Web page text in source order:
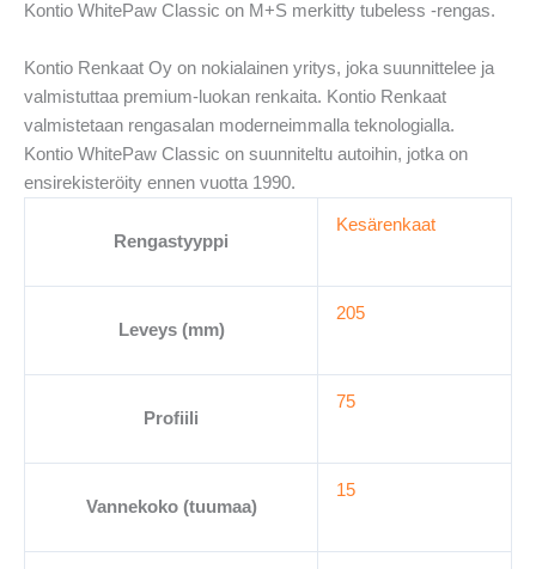
Kontio WhitePaw Classic on M+S merkitty tubeless -rengas.
Kontio Renkaat Oy on nokialainen yritys, joka suunnittelee ja
valmistuttaa premium-luokan renkaita. Kontio Renkaat
valmistetaan rengasalan moderneimmalla teknologialla.
Kontio WhitePaw Classic on suunniteltu autoihin, jotka on
ensirekisteröity ennen vuotta 1990.
Rengastyyppi
Kesärenkaat
Leveys (mm)
205
Profiili
75
Vannekoko (tuumaa)
15